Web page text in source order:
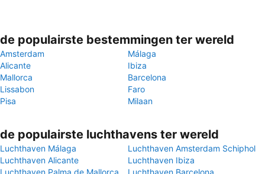
de populairste bestemmingen ter wereld
Amsterdam
Málaga
Alicante
Ibiza
Mallorca
Barcelona
Lissabon
Faro
Pisa
Milaan
de populairste luchthavens ter wereld
Luchthaven Málaga
Luchthaven Amsterdam Schiphol
Luchthaven Alicante
Luchthaven Ibiza
Luchthaven Palma de Mallorca
Luchthaven Barcelona